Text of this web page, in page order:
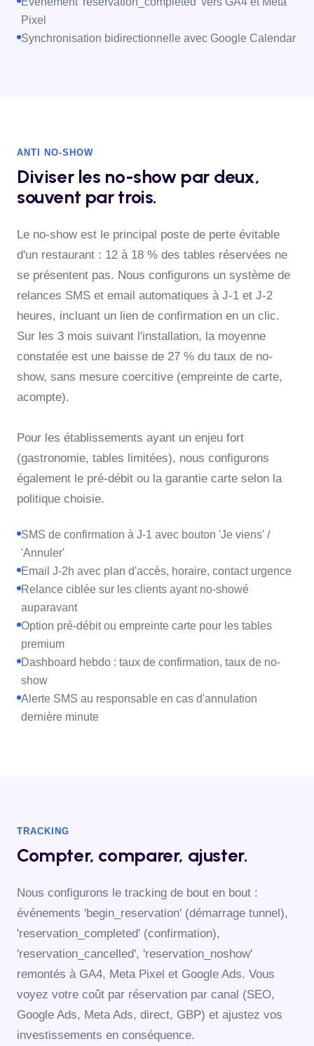
Pixel
Synchronisation bidirectionnelle avec Google Calendar
ANTI NO-SHOW
Diviser les no-show par deux,
souvent par trois.
Le no-show est le principal poste de perte évitable
d'un restaurant : 12 à 18 % des tables réservées ne
se présentent pas. Nous configurons un système de
relances SMS et email automatiques à J-1 et J-2
heures, incluant un lien de confirmation en un clic.
Sur les 3 mois suivant l'installation, la moyenne
constatée est une baisse de 27 % du taux de no-
show, sans mesure coercitive (empreinte de carte,
acompte).
Pour les établissements ayant un enjeu fort
(gastronomie, tables limitées), nous configurons
également le pré-débit ou la garantie carte selon la
politique choisie.
SMS de confirmation à J-1 avec bouton 'Je viens' /
'Annuler'
Email J-2h avec plan d'accès, horaire, contact urgence
Relance ciblée sur les clients ayant no-showé
auparavant
Option pré-débit ou empreinte carte pour les tables
premium
Dashboard hebdo : taux de confirmation, taux de no-
show
Alerte SMS au responsable en cas d'annulation
dernière minute
TRACKING
Compter, comparer, ajuster.
Nous configurons le tracking de bout en bout :
événements 'begin_reservation' (démarrage tunnel),
'reservation_completed' (confirmation),
'reservation_cancelled', 'reservation_noshow'
remontés à GA4, Meta Pixel et Google Ads. Vous
voyez votre coût par réservation par canal (SEO,
Google Ads, Meta Ads, direct, GBP) et ajustez vos
investissements en conséquence.